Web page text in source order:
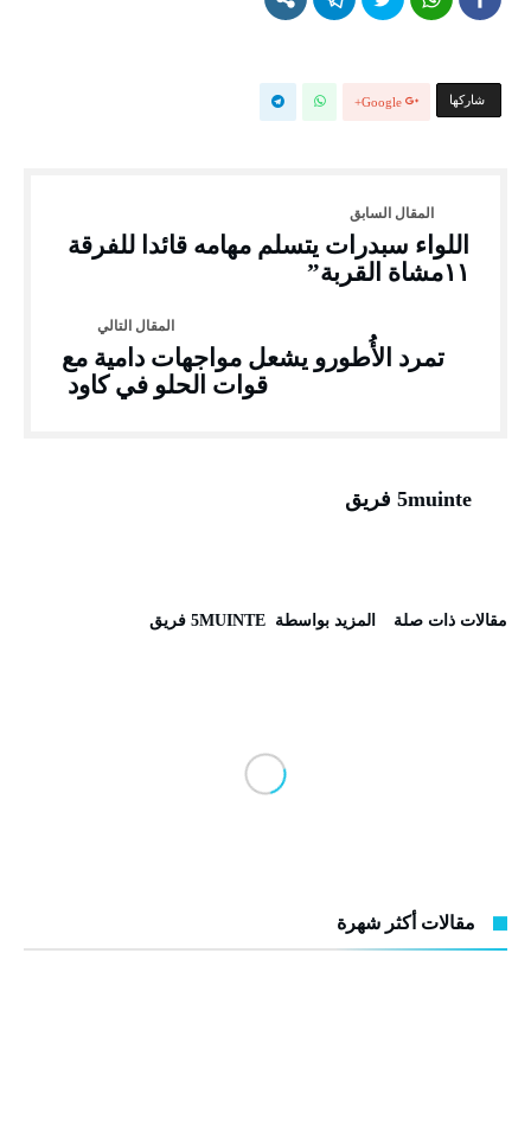
‫‫ شاركها‬ Google+
اللواء سبدرات يتسلم مهامه قائدا للفرقة
١١مشاة القربة”
تمرد الأُطورو يشعل مواجهات دامية مع
قوات الحلو في كاود
5muinte فريق
‫مقالات ذات صلة‬ ‫‫المزيد بواسطة‬ ‬ 5MUINTE فريق
مقالات أكثر شهرة